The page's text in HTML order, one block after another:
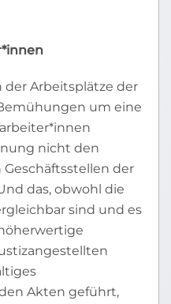
der Arbeitsplätze der
um eine
nicht den
der
das, obwohl die
sind und es
Akten geführt,